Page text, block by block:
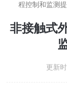
程控制和监测
非接触式
更新